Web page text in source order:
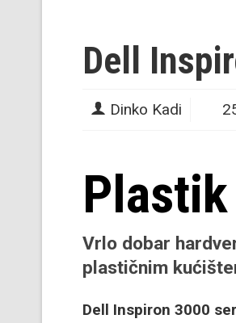
Dell
Dinko Kadi
Vrlo dobar
plastičnim
Dell Inspiron 3000